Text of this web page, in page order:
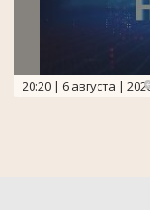
20:20 | 6 августа |